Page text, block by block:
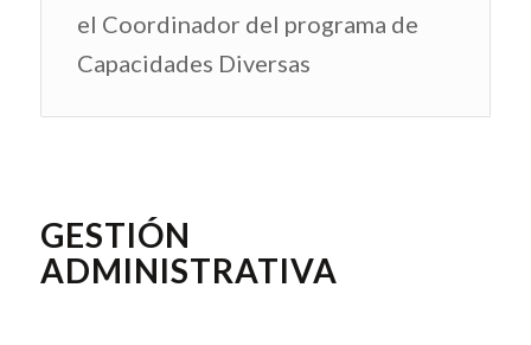
el Coordinador del programa de
Capacidades Diversas
GESTIÓN
ADMINISTRATIVA